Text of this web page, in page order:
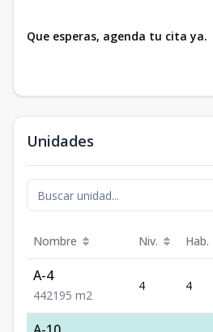
Que esperas, agenda tu cita ya.
Unidades
Nombre Niv. Hab.
A-4
442195 m2
4 4